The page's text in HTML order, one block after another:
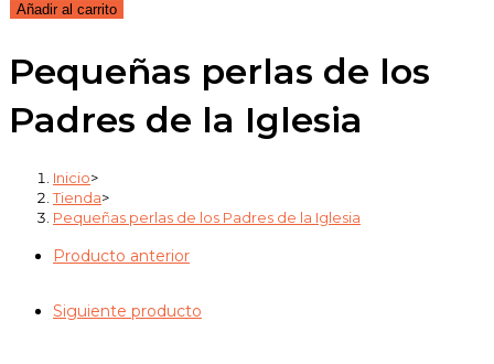
Añadir al carrito
Pequeñas perlas de los
Padres de la Iglesia
Inicio>
Tienda>
Pequeñas perlas de los Padres de la Iglesia
Producto anterior
Siguiente producto